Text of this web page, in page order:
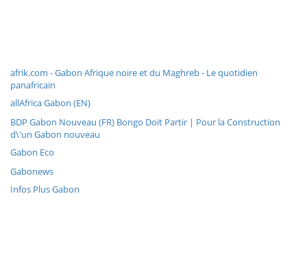
afrik.com - Gabon Afrique noire et du Maghreb - Le quotidien
panafricain
allAfrica Gabon (EN)
BDP Gabon Nouveau (FR) Bongo Doit Partir | Pour la Construction
d\'un Gabon nouveau
Gabon Eco
Gabonews
Infos Plus Gabon